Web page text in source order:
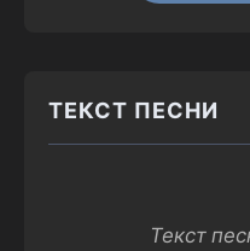
ТЕКСТ ПЕСНИ
Текст